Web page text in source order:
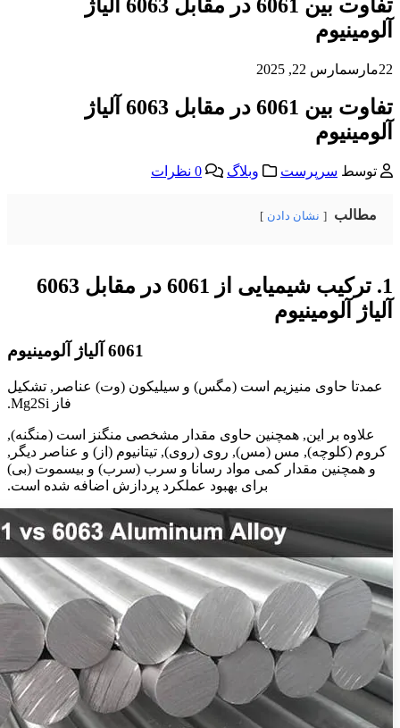
تفاوت بین 6061 در مقابل 6063 آلیاژ
آلومینیوم
22مارسمارس 22, 2025
تفاوت بین 6061 در مقابل 6063 آلیاژ
آلومینیوم
توسط سرپرست وبلاگ 0 نظرات
مطالب نشان دادن
1. ترکیب شیمیایی از 6061 در مقابل 6063
آلیاژ آلومینیوم
6061 آلیاژ آلومینیوم
عمدتا حاوی منیزیم است (مگس) و سیلیکون (وت) عناصر, تشکیل
فاز Mg2Si.
علاوه بر این, همچنین حاوی مقدار مشخصی منگنز است (منگنه),
کروم (کلوچه), مس (مس), روی (روی), تیتانیوم (از) و عناصر دیگر,
و همچنین مقدار کمی مواد رسانا و سرب (سرب) و بیسموت (بی)
برای بهبود عملکرد پردازش اضافه شده است.